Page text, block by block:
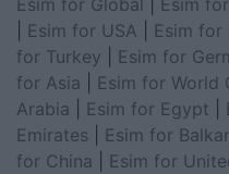
Esim for USA Esim for
for Turkey
Esim for
for Asia
Esim for World
Arabia
Esim for Egypt
Emirates
Esim for
for China
Esim for